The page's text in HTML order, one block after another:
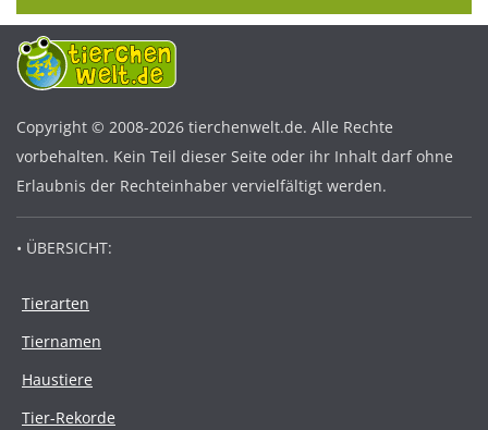
Copyright © 2008-2026 tierchenwelt.de. Alle Rechte
vorbehalten. Kein Teil dieser Seite oder ihr Inhalt darf ohne
Erlaubnis der Rechteinhaber vervielfältigt werden.
• ÜBERSICHT:
Tierarten
Tiernamen
Haustiere
Tier-Rekorde